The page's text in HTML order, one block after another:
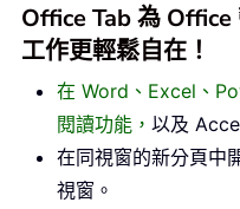
Office Tab 為
工作更輕鬆自在！
在 Word、Excel、
閱讀功能， 以及
在同視窗的新分頁中
視窗。